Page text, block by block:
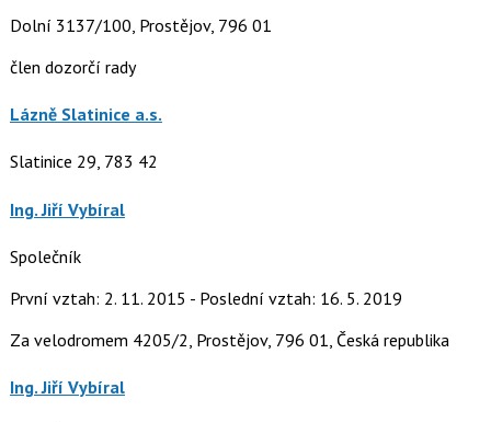
Dolní 3137/100, Prostějov, 796 01
člen dozorčí rady
Lázně Slatinice a.s.
Slatinice 29, 783 42
Ing. Jiří Vybíral
Společník
První vztah: 2. 11. 2015 - Poslední vztah: 16. 5. 2019
Za velodromem 4205/2, Prostějov, 796 01, Česká republika
Ing. Jiří Vybíral